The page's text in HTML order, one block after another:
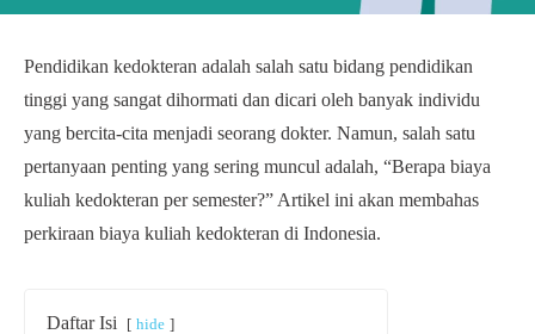
Pendidikan kedokteran adalah salah satu bidang pendidikan
tinggi yang sangat dihormati dan dicari oleh banyak individu
yang bercita-cita menjadi seorang dokter. Namun, salah satu
pertanyaan penting yang sering muncul adalah, “Berapa biaya
kuliah kedokteran per semester?” Artikel ini akan membahas
perkiraan biaya kuliah kedokteran di Indonesia.
Daftar Isi hide